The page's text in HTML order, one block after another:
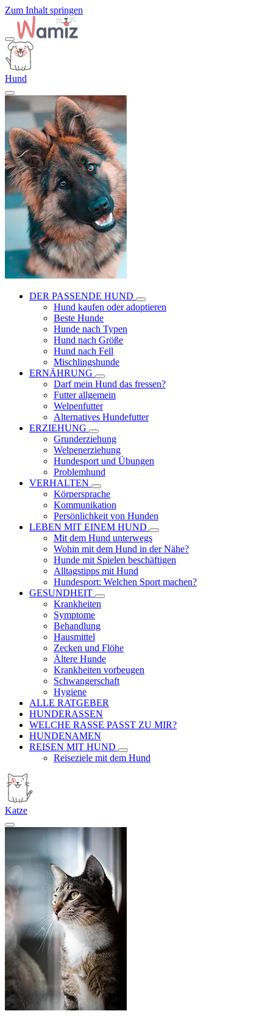
Zum Inhalt springen
Hund
DER PASSENDE HUND
Hund kaufen oder adoptieren
Beste Hunde
Hunde nach Typen
Hund nach Größe
Hund nach Fell
Mischlingshunde
ERNÄHRUNG
Darf mein Hund das fressen?
Futter allgemein
Welpenfutter
Alternatives Hundefutter
ERZIEHUNG
Grunderziehung
Welpenerziehung
Hundesport und Übungen
Problemhund
VERHALTEN
Körpersprache
Kommunikation
Persönlichkeit von Hunden
LEBEN MIT EINEM HUND
Mit dem Hund unterwegs
Wohin mit dem Hund in der Nähe?
Hunde mit Spielen beschäftigen
Alltagstipps mit Hund
Hundesport: Welchen Sport machen?
GESUNDHEIT
Krankheiten
Symptome
Behandlung
Hausmittel
Zecken und Flöhe
Ältere Hunde
Krankheiten vorbeugen
Schwangerschaft
Hygiene
ALLE RATGEBER
HUNDERASSEN
WELCHE RASSE PASST ZU MIR?
HUNDENAMEN
REISEN MIT HUND
Reiseziele mit dem Hund
Katze